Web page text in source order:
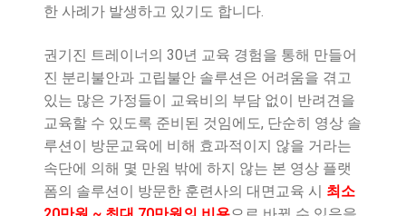
한 사례가 발생하고 있기도 합니다.
권기진 트레이너의 30년 교육 경험을 통해 만들어
진 분리불안과 고립불안 솔루션은 어려움을 겪고
있는 많은 가정들이 교육비의 부담 없이 반려견을
교육할 수 있도록 준비된 것임에도, 단순히 영상 솔
루션이 방문교육에 비해 효과적이지 않을 거라는
속단에 의해 몇 만원 밖에 하지 않는 본 영상 플랫
폼의 솔루션이 방문한 훈련사의 대면교육 시 최소